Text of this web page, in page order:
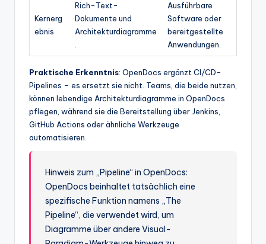
Kernerg
ebnis
Rich-Text-
Dokumente und
Architekturdiagramme
Ausführbare
Software oder
bereitgestellte
Anwendungen.
Praktische Erkenntnis: OpenDocs ergänzt CI/CD-
Pipelines – es ersetzt sie nicht. Teams, die beide nutzen,
können lebendige Architekturdiagramme in OpenDocs
pflegen, während sie die Bereitstellung über Jenkins,
GitHub Actions oder ähnliche Werkzeuge
automatisieren.
Hinweis zum „Pipeline“ in OpenDocs:
OpenDocs beinhaltet tatsächlich eine
spezifische Funktion namens „The
Pipeline“, die verwendet wird, um
Diagramme über andere Visual-